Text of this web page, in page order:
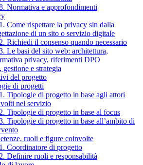
Normativa e approfondimenti
Come rispettare la privacy sin dalla
di un sito o servizio digitale
Richiedi il consenso quando necessario
Le basi del sito web: architettura,
privacy, riferimenti DPO
e strategia
del progetto
di progetti
Tipologie di progetto in base agli attori
nel servizio
Tipologie di progetto in base al focus
Tipologie di progetto in base all’ambito di
ruoli e figure coinvolte
Coordinatore di progetto
Definire ruoli e responsabilità